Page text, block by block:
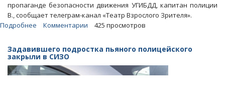
пропаганде безопасности движения УГИБДД, капитан полиции
В., сообщает телеграм-канал «Театр Взрослого Зрителя».
Подробнее
устроила
аварию
под
Комментарии 425 просмотров
Задавившего подростка пьяного полицейского
закрыли в СИЗО